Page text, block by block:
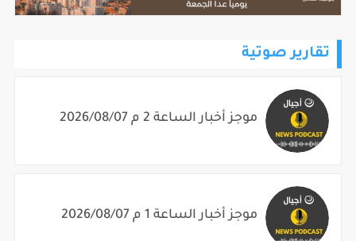
تقارير صوتية
موجز أخبار الساعة 2 م 2026/08/07
موجز أخبار الساعة 1 م 2026/08/07